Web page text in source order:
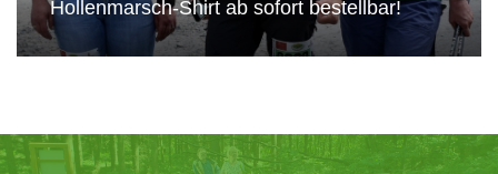
Hollenmarsch-Shirt ab sofort bestellbar!